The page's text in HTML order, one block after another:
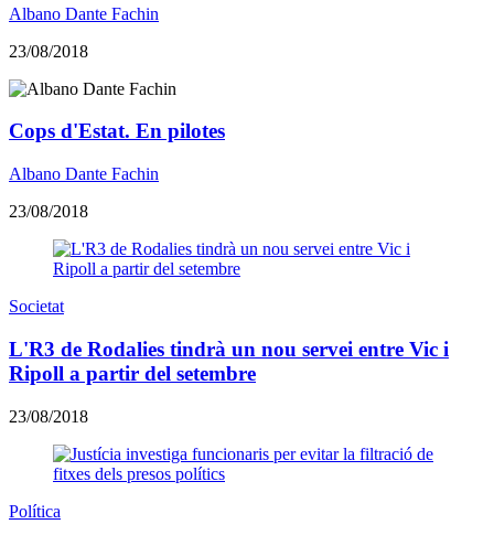
Albano Dante Fachin
23/08/2018
Cops d'Estat. En pilotes
Albano Dante Fachin
23/08/2018
Societat
L'R3 de Rodalies tindrà un nou servei entre Vic i
Ripoll a partir del setembre
23/08/2018
Política